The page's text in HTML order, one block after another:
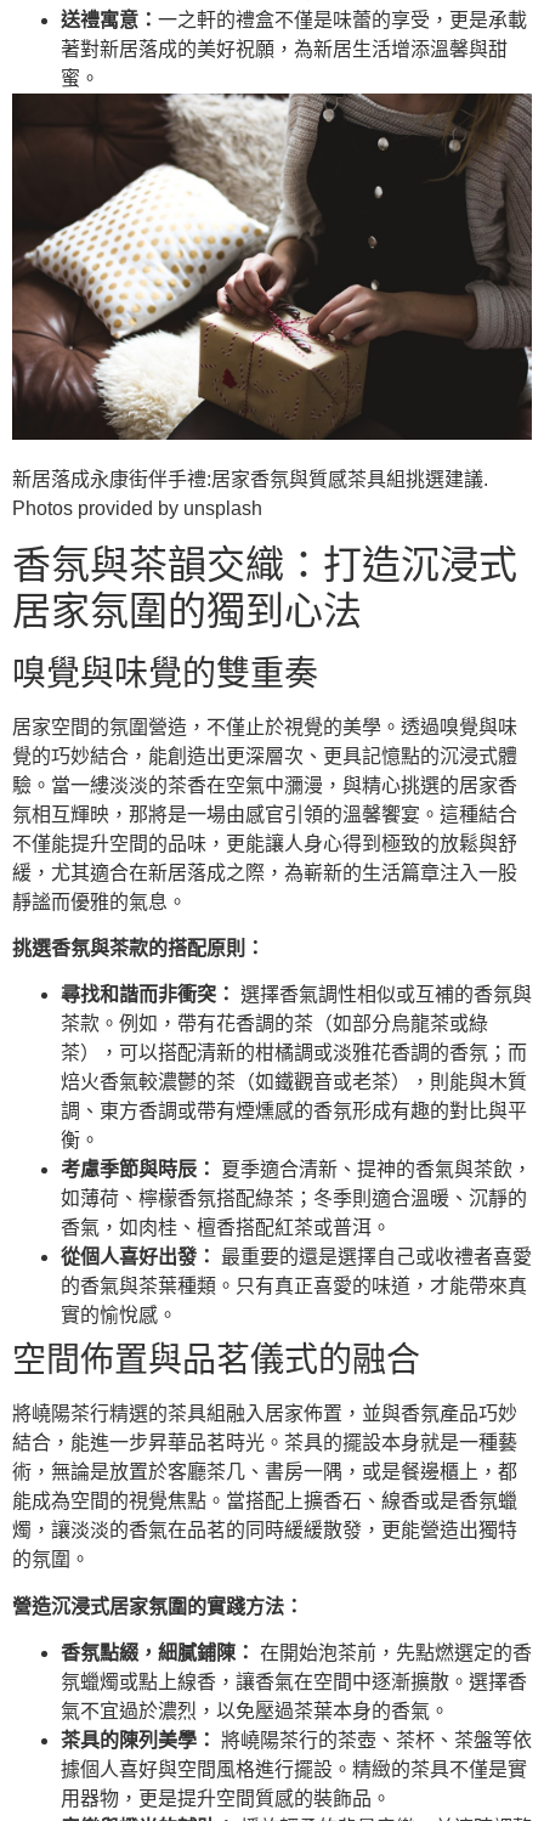
送禮寓意： 一之軒的禮盒不僅是味蕾的享受，更是承載
著對新居落成的美好祝願，為新居生活增添溫馨與甜
蜜。
新居落成永康街伴手禮:居家香氛與質感茶具組挑選建議.
Photos provided by unsplash
香氛與茶韻交織：打造沉浸式
居家氛圍的獨到心法
嗅覺與味覺的雙重奏
居家空間的氛圍營造，不僅止於視覺的美學。透過嗅覺與味
覺的巧妙結合，能創造出更深層次、更具記憶點的沉浸式體
驗。當一縷淡淡的茶香在空氣中瀰漫，與精心挑選的居家香
氛相互輝映，那將是一場由感官引領的溫馨饗宴。這種結合
不僅能提升空間的品味，更能讓人身心得到極致的放鬆與舒
緩，尤其適合在新居落成之際，為嶄新的生活篇章注入一股
靜謐而優雅的氣息。
挑選香氛與茶款的搭配原則：
尋找和諧而非衝突： 選擇香氣調性相似或互補的香氛與
茶款。例如，帶有花香調的茶（如部分烏龍茶或綠
茶），可以搭配清新的柑橘調或淡雅花香調的香氛；而
焙火香氣較濃鬱的茶（如鐵觀音或老茶），則能與木質
調、東方香調或帶有煙燻感的香氛形成有趣的對比與平
衡。
考慮季節與時辰：
夏季適合清新、提神的香氣與茶飲，
如薄荷、檸檬香氛搭配綠茶；冬季則適合溫暖、沉靜的
香氣，如肉桂、檀香搭配紅茶或普洱。
從個人喜好出發：
最重要的還是選擇自己或收禮者喜愛
的香氣與茶葉種類。只有真正喜愛的味道，才能帶來真
實的愉悅感。
空間佈置與品茗儀式的融合
將嶢陽茶行精選的茶具組融入居家佈置，並與香氛產品巧妙
結合，能進一步昇華品茗時光。茶具的擺設本身就是一種藝
術，無論是放置於客廳茶几、書房一隅，或是餐邊櫃上，都
能成為空間的視覺焦點。當搭配上擴香石、線香或是香氛蠟
燭，讓淡淡的香氣在品茗的同時緩緩散發，更能營造出獨特
的氛圍。
營造沉浸式居家氛圍的實踐方法：
香氛點綴，細膩鋪陳： 在開始泡茶前，先點燃選定的香
氛蠟燭或點上線香，讓香氣在空間中逐漸擴散。選擇香
氣不宜過於濃烈，以免壓過茶葉本身的香氣。
茶具的陳列美學： 將嶢陽茶行的茶壺、茶杯、茶盤等依
據個人喜好與空間風格進行擺設。精緻的茶具不僅是實
用器物，更是提升空間質感的裝飾品。